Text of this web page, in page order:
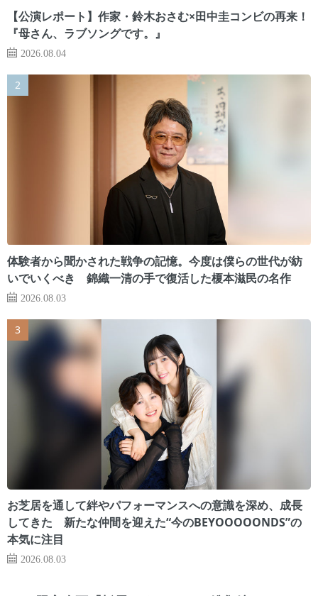
【公演レポート】作家・鈴木おさむ×田中圭コンビの再来！
『母さん、ラブソングです。』
2026.08.04
体験者から聞かされた戦争の記憶。今度は僕らの世代が紡
いでいくべき 錦織一清の手で復活した榎本滋民の名作
2026.08.03
お芝居を通して絆やパフォーマンスへの意識を深め、成長
してきた 新たな仲間を迎えた“今のBEYOOOOONDS”の
本気に注目
2026.08.03